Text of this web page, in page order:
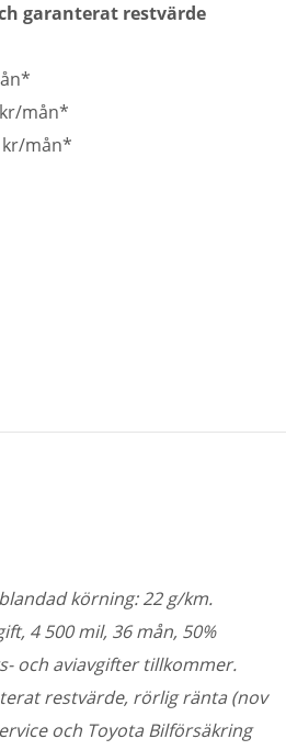
garanterat restvärde
mån*
mån*
körning: 22 g/km.
4 500 mil, 36 mån, 50%
och aviavgifter tillkommer.
restvärde, rörlig ränta (nov
och Toyota Bilförsäkring